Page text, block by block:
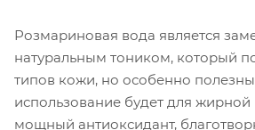
Розмариновая вода является
натуральным тоником, который
типов кожи, но особенно
использование будет для жирной
мощный антиоксидант,